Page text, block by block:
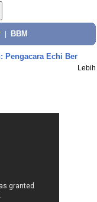
BBM
Pengacara Echi Ber
Lebih